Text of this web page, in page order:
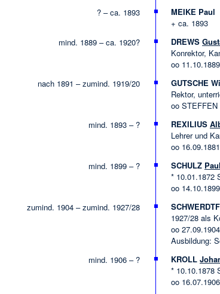
? – ca. 1893
MEIKE Paul
+ ca. 1893
mind. 1889 – ca. 1920?
DREWS
Konrektor,
oo
nach 1891 – zumind. 1919/20
GUTSCHE
Rektor,
oo STEFFEN
mind. 1893 – ?
REXILIUS
Lehrer und
oo
mind. 1899 – ?
SCHULZ Paul
* 10.01.1872
oo
zumind. 1904 – zumind. 1927/28
1927/28 als
oo
Ausbildung:
mind. 1906 – ?
KROLL
* 10.10.1878
oo